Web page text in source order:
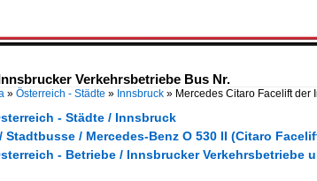
Verkehrsbetriebe Bus Nr.
» Österreich - Städte » Innsbruck » Mercedes Citaro Facelift der
- Städte / Innsbruck
Stadtbusse / Mercedes-Benz O 530 II (Citaro
- Betriebe / Innsbrucker Verkehrsbetriebe